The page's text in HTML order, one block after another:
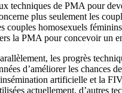
techniques de PMA pour
plus seulement les
couples homosexuels
la PMA pour concevoir un
les progrès
d’améliorer les chances
artificielle et la
actuellement, d’autres